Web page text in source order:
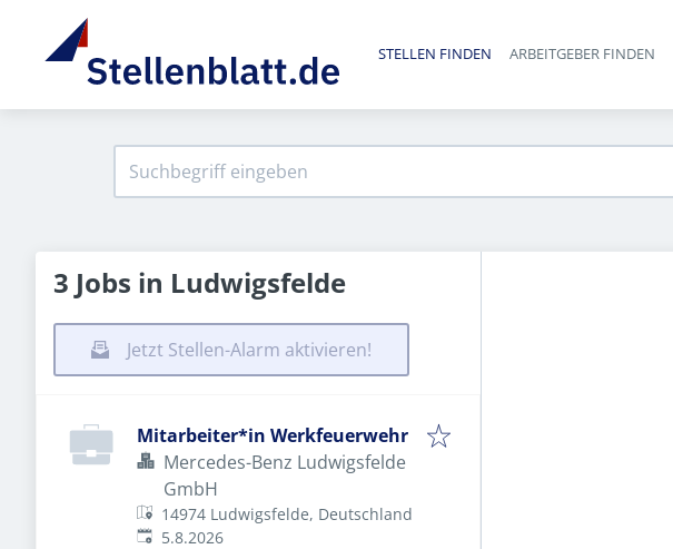
STELLEN FINDEN ARBEITGEBER FINDEN
3 Jobs in Ludwigsfelde
Jetzt Stellen-Alarm aktivieren!
Mitarbeiter*in Werkfeuerwehr
Mercedes-Benz Ludwigsfelde
GmbH
14974 Ludwigsfelde, Deutschland
Veröffentlicht
5.8.2026